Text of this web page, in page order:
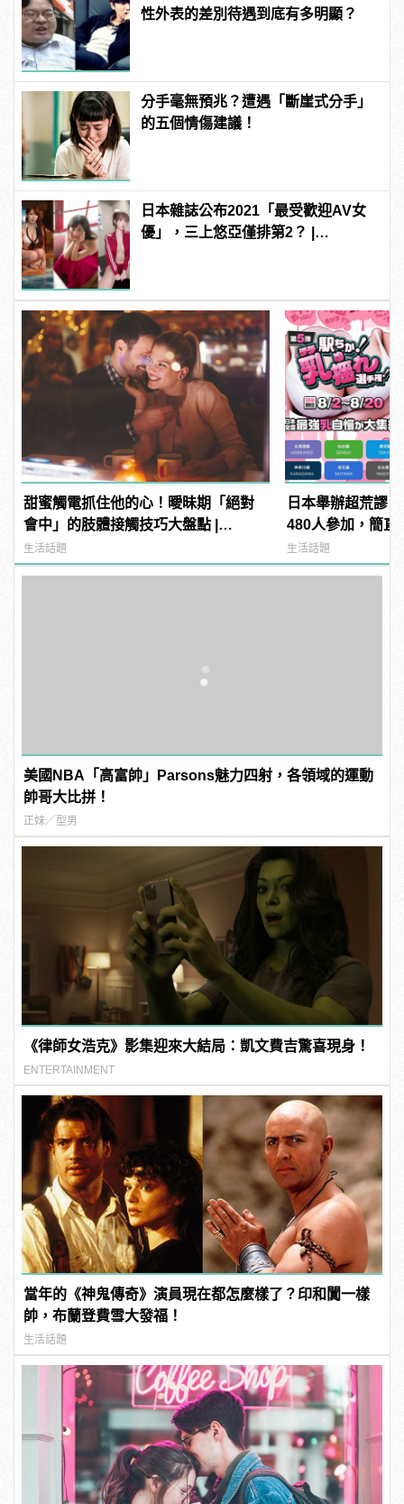
性外表的差別待遇到底有多明顯？
分手毫無預兆？遭遇「斷崖式分手」
的五個情傷建議！
日本雜誌公布2021「最受歡迎AV女
優」，三上悠亞僅排第2？ |
甜蜜觸電抓住他的心！曖昧期「絕對
會中」的肢體接觸技巧大盤點 |
manfashion這樣變型男
生活話題
日本舉辦超荒謬
480人參加，簡直
manfashion這樣
生活話題
美國NBA「高富帥」Parsons魅力四射，各領域的運動
帥哥大比拼！
正妹／型男
《律師女浩克》影集迎來大結局：凱文費吉驚喜現身！
ENTERTAINMENT
當年的《神鬼傳奇》演員現在都怎麼樣了？印和闐一樣
帥，布蘭登費雪大發福！
生活話題